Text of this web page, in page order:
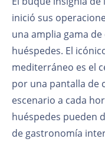
inició sus
una amplia gama
huéspedes. El
mediterráneo es el
por una pantalla de
escenario a cada
huéspedes pueden
de gastronomía